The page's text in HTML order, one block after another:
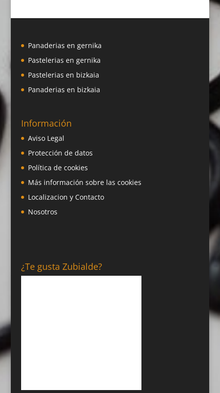
Panaderias en gernika
Pastelerias en gernika
Pastelerias en bizkaia
Panaderias en bizkaia
Información
Aviso Legal
Protección de datos
Política de cookies
Más información sobre las cookies
Localizacion y Contacto
Nosotros
¿Te gusta Zubialde?